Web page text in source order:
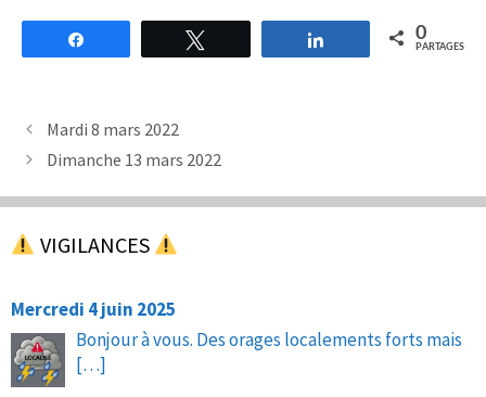
Partagez 0
PARTAGES
Mardi 8 mars 2022
Dimanche 13 mars 2022
VIGILANCES
Mercredi 4 juin 2025
Bonjour à vous. Des orages localements forts mais
[…]